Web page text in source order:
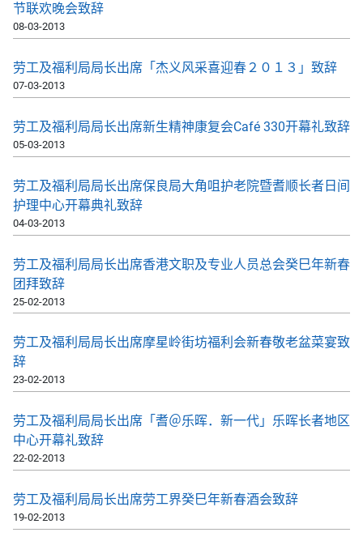
节联欢晚会致辞
08-03-2013
劳工及福利局局长出席「杰义风采喜迎春２０１３」致辞
07-03-2013
劳工及福利局局长出席新生精神康复会Café 330开幕礼致辞
05-03-2013
劳工及福利局局长出席保良局大角咀护老院暨耆顺长者日间
护理中心开幕典礼致辞
04-03-2013
劳工及福利局局长出席香港文职及专业人员总会癸巳年新春
团拜致辞
25-02-2013
劳工及福利局局长出席摩星岭街坊福利会新春敬老盆菜宴致
辞
23-02-2013
劳工及福利局局长出席「耆＠乐晖．新一代」乐晖长者地区
中心开幕礼致辞
22-02-2013
劳工及福利局局长出席劳工界癸巳年新春酒会致辞
19-02-2013